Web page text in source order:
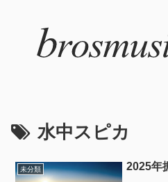
水中スピカ
未分類 2025年